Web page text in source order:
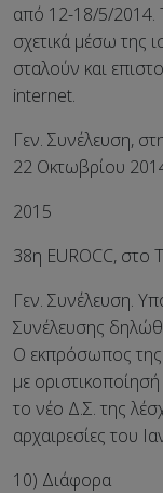
από 12-18/5/2014.
σχετικά μέσω της
σταλούν και
internet.
Γεν. Συνέλευση,
22 Οκτωβρίου
2015
38η EUROCC,
Γεν. Συνέλευση.
Συνέλευσης
Ο εκπρόσωπος
με
το νέο Δ.Σ. της
αρχαιρεσίες του
10) Διάφορα